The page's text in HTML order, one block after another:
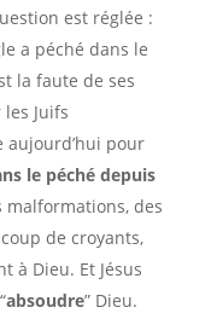
est réglée :
a péché dans le
la faute de ses
Juifs
aujourd’hui pour
le péché depuis
des
de croyants,
à Dieu. Et Jésus
absoudre” Dieu.